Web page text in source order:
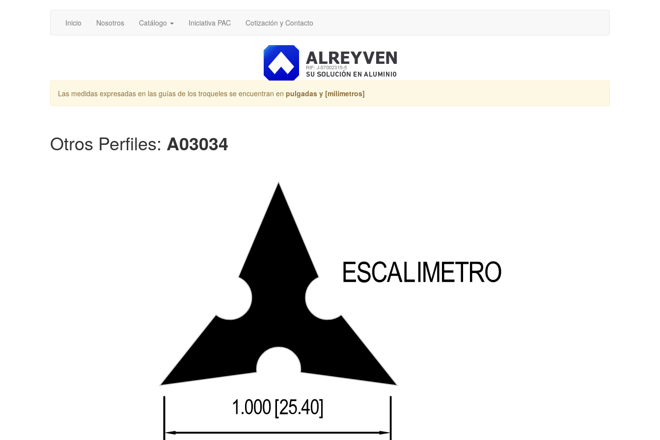
Inicio Nosotros Catálogo Iniciativa PAC Cotización y Contacto
Las medidas expresadas en las guías de los troqueles se encuentran en pulgadas y [milímetros]
Otros Perfiles: A03034